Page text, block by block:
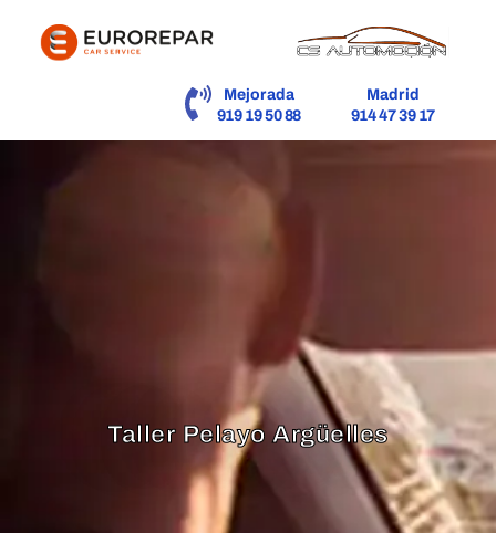
Mejorada
919 19 50 88
Madrid
914 47 39 17
Taller Pelayo Argüelles